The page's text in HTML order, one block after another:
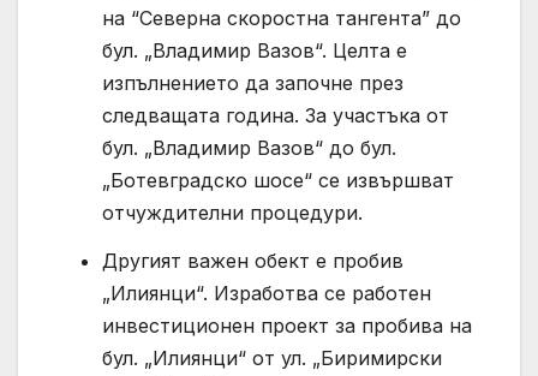
на “Северна скоростна тангента” до
бул. „Владимир Вазов“. Целта е
изпълнението да започне през
следващата година. За участъка от
бул. „Владимир Вазов“ до бул.
„Ботевградско шосе“ се извършват
отчуждителни процедури.
Другият важен обект е пробив
„Илиянци“. Изработва се работен
инвестиционен проект за пробива на
бул. „Илиянци“ от ул. „Биримирски